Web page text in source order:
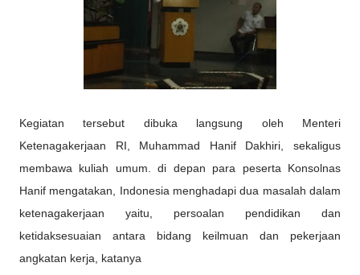
Kegiatan tersebut dibuka langsung oleh Menteri
Ketenagakerjaan RI, Muhammad Hanif Dakhiri, sekaligus
membawa kuliah umum. di depan para peserta Konsolnas
Hanif mengatakan, Indonesia menghadapi dua masalah dalam
ketenagakerjaan yaitu, persoalan pendidikan dan
ketidaksesuaian antara bidang keilmuan dan pekerjaan
angkatan kerja, katanya